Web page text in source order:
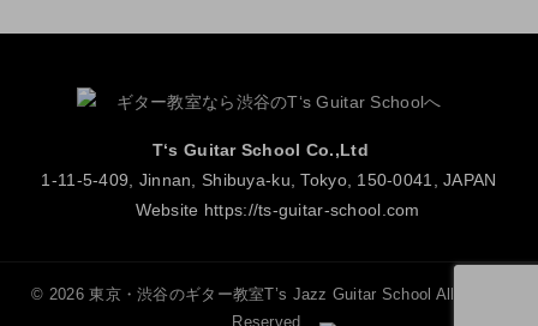
T‘s Guitar School Co.,Ltd
1-11-5-409, Jinnan, Shibuya-ku, Tokyo, 150-0041, JAPAN
Website https://ts-guitar-school.com
© 2026 東京・渋谷のギター教室T’s Jazz Guitar School All Rights
Reserved.